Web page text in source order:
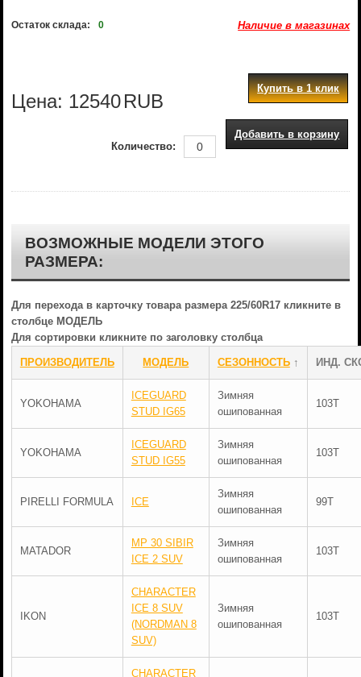
Остаток склада: 0 Наличие в магазинах
Цена: 12540RUB
Купить в 1 клик
Добавить в корзину
Количество:
ВОЗМОЖНЫЕ МОДЕЛИ ЭТОГО
РАЗМЕРА:
Для перехода в карточку товара размера 225/60R17 кликните в
столбце МОДЕЛЬ
Для сортировки кликните по заголовку столбца
ПРОИЗВОДИТЕЛЬ МОДЕЛЬ СЕЗОННОСТЬ↑ ИНД.
YOKOHAMA
ICEGUARD
STUD IG65
Зимняя
ошипованная
103T
YOKOHAMA
ICEGUARD
STUD IG55
Зимняя
ошипованная
103T
PIRELLI FORMULA ICE
Зимняя
ошипованная
99T
MATADOR
MP 30 SIBIR
ICE 2 SUV
Зимняя
ошипованная
103T
IKON
CHARACTER
ICE 8 SUV
(NORDMAN 8
SUV)
Зимняя
ошипованная
103T
CHARACTER